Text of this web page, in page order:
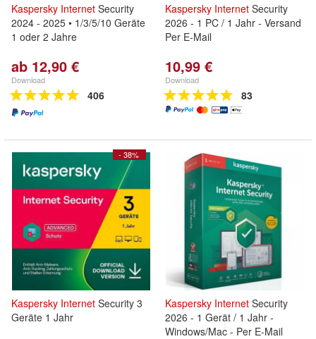
Kaspersky Internet Security
2024 - 2025 • 1/3/5/10 Geräte
1 oder 2 Jahre
ab 12,90 €
Download
406
Kaspersky Internet Security
2026 - 1 PC / 1 Jahr - Versand
Per E-Mail
10,99 €
Download
83
- 38%
Kaspersky Internet Security 3
Geräte 1 Jahr
Kaspersky Internet Security
2026 - 1 Gerät / 1 Jahr -
Windows/Mac - Per E-Mail